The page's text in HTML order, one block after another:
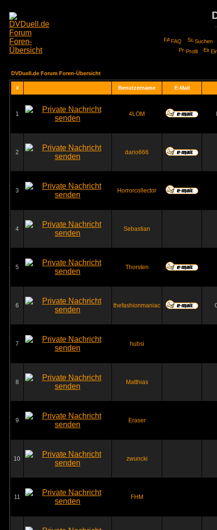
FAQ
Suchen
Profil
DVDuell.de Forum Foren-Übersicht
# Benutzername E-Mail
1 4LOM
2 dario666
3 Horrorcollector
4 Sebastian
5 Thorsten
6 thefashionmaniac
7 hubsi
8 Matthias
9 Eraser
10 zwuncki
11 FHM